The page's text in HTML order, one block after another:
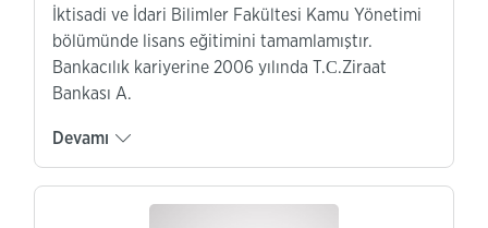
İktisadi ve İdari Bilimler Fakültesi Kamu Yönetimi
bölümünde lisans eğitimini tamamlamıştır.
Bankacılık kariyerine 2006 yılında T.С.Ziraat
Bankası A.
Devamı